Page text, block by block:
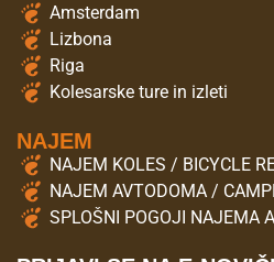
Amsterdam
Lizbona
Riga
Kolesarske ture in izleti
NAJEM
NAJEM KOLES / BICYCLE
NAJEM AVTODOMA /
SPLOŠNI POGOJI NAJEMA